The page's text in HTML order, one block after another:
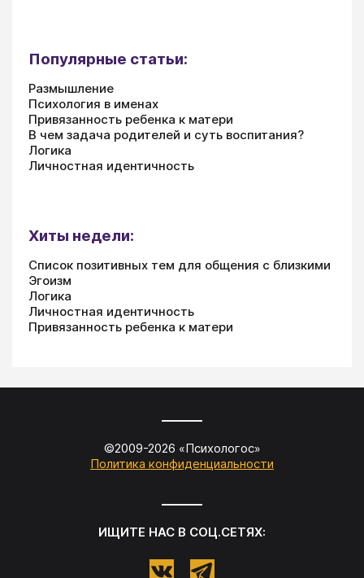
Популярные статьи:
Размышление
Психология в именах
Привязанность ребенка к матери
В чем задача родителей и суть воспитания?
Логика
Личностная идентичность
Хиты недели:
Список позитивных тем для общения с близкими
Эгоизм
Логика
Личностная идентичность
Привязанность ребенка к матери
©2009-2026 «Психологос»
Политика конфиденциальности
ИЩИТЕ НАС В СОЦ.СЕТЯХ: